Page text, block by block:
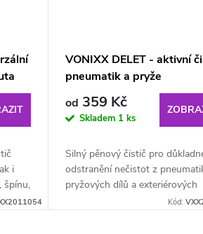
i
špínu,
VONIXX DELET - aktivní
pneumatik a pryže
od 359 Kč
Skladem 1 ks
Silný pěnový čistič pro
odstranění nečistot z
pryžových dílů a exteriérových
plastů. Připravuje povrch pro
Kód: